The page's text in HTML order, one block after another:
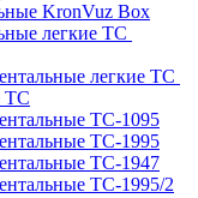
KronVuz Box
легкие ТС
легкие ТС
ТС
TC-1095
TC-1995
ТС-1947
ТС-1995/2